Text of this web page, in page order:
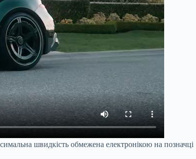
швидкість обмежена електронікою на позначці